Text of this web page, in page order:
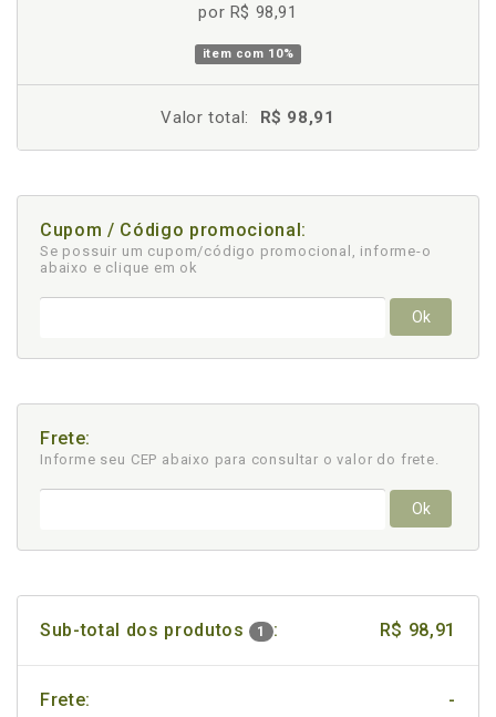
por R$ 98,91
item com 10%
Valor total: R$ 98,91
Cupom / Código promocional:
Se possuir um cupom/código promocional, informe-o
abaixo e clique em ok
Ok
Frete:
Informe seu CEP abaixo para consultar o valor do frete.
Ok
Sub-total dos produtos 1 : R$ 98,91
Frete: -